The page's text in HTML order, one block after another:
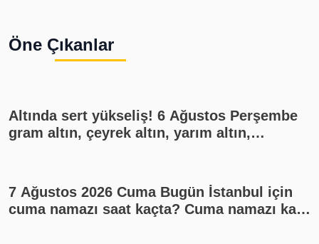
Öne Çıkanlar
Altında sert yükseliş! 6 Ağustos Perşembe
gram altın, çeyrek altın, yarım altın,
7 Ağustos 2026 Cuma Bugün İstanbul için
cuma namazı saat kaçta? Cuma namazı kaç